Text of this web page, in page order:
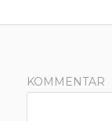
KOMMENTAR